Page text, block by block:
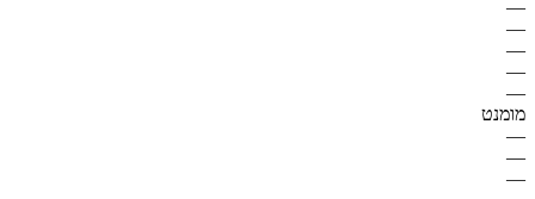
—
—
—
—
—
מומנט
—
—
—